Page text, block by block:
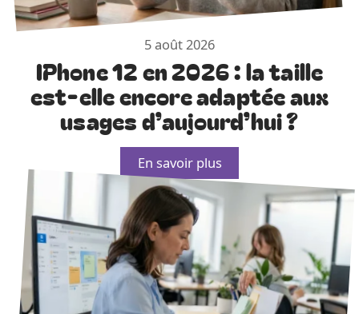
5 août 2026
IPhone 12 en 2026 : la taille
est-elle encore adaptée aux
usages d’aujourd’hui ?
En savoir plus